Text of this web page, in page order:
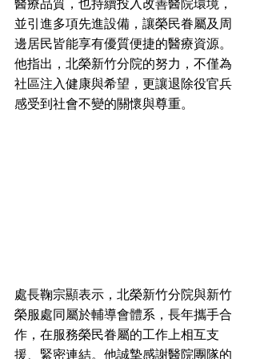
醫療品質，也持續投入改善醫院環境，
並引進多項先進設備，讓榮民眷屬及周
邊居民皆能享有優質便捷的醫療資源。
他指出，北榮新竹分院的努力，不僅為
社區注入健康與希望，更讓退除役官兵
感受到社會不變的關懷與尊重。
處長鞠宗顯表示，北榮新竹分院與新竹
榮服處同屬於輔導會體系，長年攜手合
作，在服務榮民眷屬的工作上相互支
援、緊密連結。他誠摯感謝醫院團隊的